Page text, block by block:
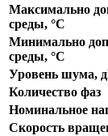
Максимально
среды, °C
Минимально
среды, °C
Уровень шума,
Количество фаз
Номинальное
Скорость